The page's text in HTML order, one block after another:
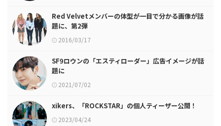
Red Velvetメンバーの体型が一目で分かる画像が話
題に、第2弾
2016/03/17
SF9ロウンの「エスティローダー」広告イメージが話
題に
2021/07/02
xikers、「ROCKSTAR」の個人ティーザー公開！
2023/04/24